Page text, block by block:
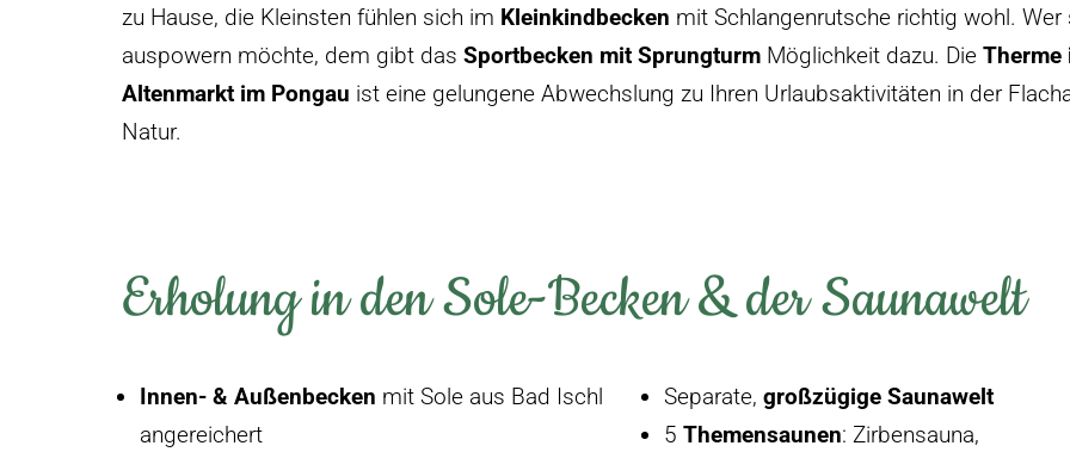
zu Hause, die Kleinsten fühlen sich im Kleinkindbecken mit Schlangenrutsche richtig wohl. Wer
auspowern möchte, dem gibt das Sportbecken mit Sprungturm Möglichkeit dazu. Die Therme
Altenmarkt im Pongau ist eine gelungene Abwechslung zu Ihren Urlaubsaktivitäten in der
Natur.
Erholung in den Sole-Becken & der Saunawelt
Innen- & Außenbecken mit Sole aus Bad Ischl
angereichert
Separate, großzügige Saunawelt
5 Themensaunen: Zirbensauna,